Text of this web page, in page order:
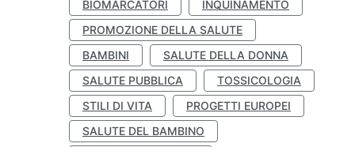
BIOMARCATORI
INQUINAMENTO
PROMOZIONE DELLA SALUTE
BAMBINI
SALUTE DELLA DONNA
SALUTE PUBBLICA
TOSSICOLOGIA
STILI DI VITA
PROGETTI EUROPEI
SALUTE DEL BAMBINO